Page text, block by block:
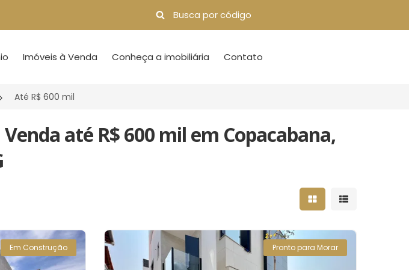
Imóveis à Venda Conheça a imobiliária Contato
Até R$ 600 mil
até R$ 600 mil em Copacabana,
Mostrar resultados
Mostrar
Em Construção Pronto para Morar